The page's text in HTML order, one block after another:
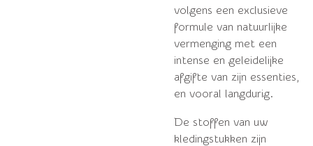
volgens een exclusieve
formule van natuurlijke
vermenging met een
intense en geleidelijke
afgifte van zijn essenties,
en vooral langdurig.
De stoffen van uw
kledingstukken zijn